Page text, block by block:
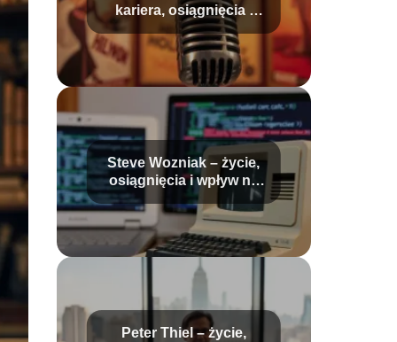
kariera, osiągnięcia i
dziedzictwo
Steve Wozniak – życie,
osiągnięcia i wpływ na
technologię
Peter Thiel – życie,